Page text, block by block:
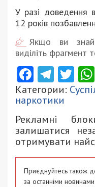
У разі доведення
12 років
Якщо ви
виділіть фрагмент
Категории:
наркотики
Рекламні
залишатися
отримувати
Приєднуйтесь також
за останніми